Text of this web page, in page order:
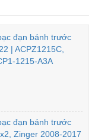
đạn bánh trước
| ACPZ1215C,
1215-A3A
đạn bánh trước
Zinger 2008-2017